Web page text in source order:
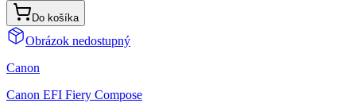
Do košíka
Obrázok nedostupný
Canon
Canon EFI Fiery Compose